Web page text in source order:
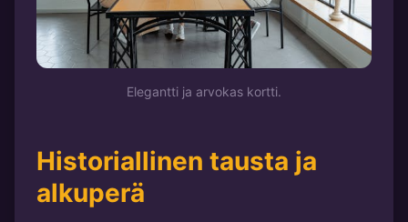
Elegantti ja arvokas kortti.
Historiallinen tausta ja
alkuperä